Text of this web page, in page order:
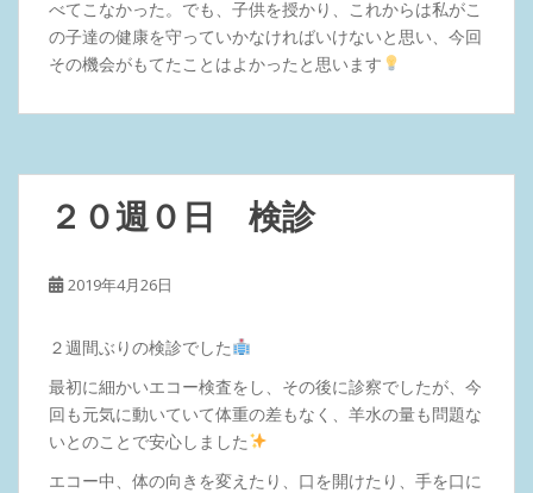
べてこなかった。でも、子供を授かり、これからは私がこ
の子達の健康を守っていかなければいけないと思い、今回
その機会がもてたことはよかったと思います
２０週０日 検診
2019年4月26日
２週間ぶりの検診でした
最初に細かいエコー検査をし、その後に診察でしたが、今
回も元気に動いていて体重の差もなく、羊水の量も問題な
いとのことで安心しました
エコー中、体の向きを変えたり、口を開けたり、手を口に